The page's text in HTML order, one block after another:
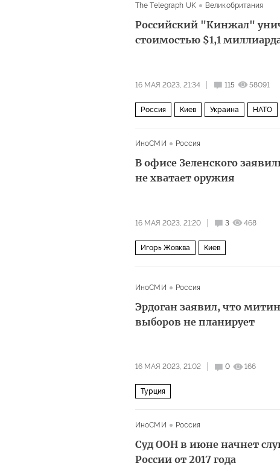
The Telegraph UK Великобритания
Российский "Кинжал"
стоимостью $1,1
16 МАЯ 2023, 21:34 115 58091
Россия Киев Украина НАТО
ИноСМИ Россия
В офисе Зеленского
не хватает оружия
16 МАЯ 2023, 21:20 3 468
Игорь Жовква Киев
ИноСМИ Россия
Эрдоган заявил, что
выборов не планирует
16 МАЯ 2023, 21:02 0 166
Турция
ИноСМИ Россия
Суд ООН в июне начнет
России от 2017 года